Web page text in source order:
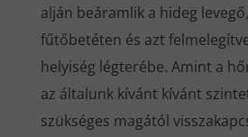
alján beáramlik a hideg
fűtőbetéten és azt
helyiség légterébe. Amint a
az általunk kívánt kívánt
szükséges magától